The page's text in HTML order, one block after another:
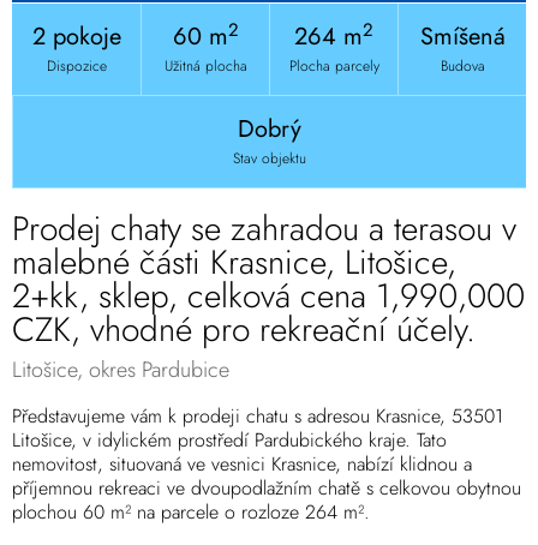
2 pokoje
Dispozice
60 m2
Užitná plocha
264 m2
Plocha parcely
Smíšená
Budova
Dobrý
Stav objektu
Prodej chaty se zahradou a terasou v
malebné části Krasnice, Litošice,
2+kk, sklep, celková cena 1,990,000
CZK, vhodné pro rekreační účely.
Litošice, okres Pardubice
Představujeme vám k prodeji chatu s adresou Krasnice, 53501
Litošice, v idylickém prostředí Pardubického kraje. Tato
nemovitost, situovaná ve vesnici Krasnice, nabízí klidnou a
příjemnou rekreaci ve dvoupodlažním chatě s celkovou obytnou
plochou 60 m² na parcele o rozloze 264 m².